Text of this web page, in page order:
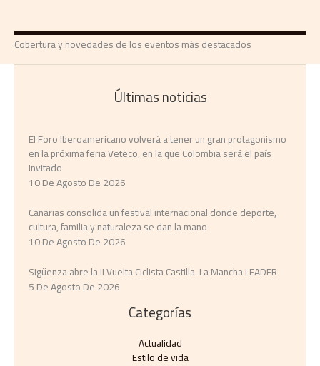
Cobertura y novedades de los eventos más destacados
Últimas noticias
El Foro Iberoamericano volverá a tener un gran protagonismo
en la próxima feria Veteco, en la que Colombia será el país
invitado
10 De Agosto De 2026
Canarias consolida un festival internacional donde deporte,
cultura, familia y naturaleza se dan la mano
10 De Agosto De 2026
Sigüenza abre la II Vuelta Ciclista Castilla-La Mancha LEADER
5 De Agosto De 2026
Categorías
Actualidad
Estilo de vida